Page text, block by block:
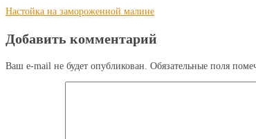
Настойка на замороженной малине
Добавить комментарий
Ваш e-mail не будет опубликован. Обязательные поля